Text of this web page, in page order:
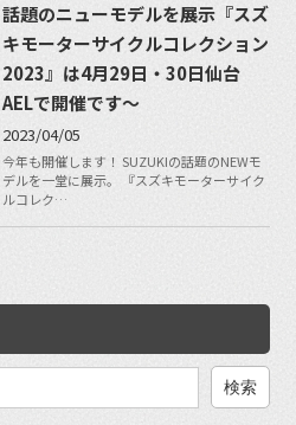
話題のニューモデルを展示『スズ
キモーターサイクルコレクション
2023』は4月29日・30日仙台
AELで開催です〜
2023/04/05
今年も開催します！ SUZUKIの話題のNEWモ
デルを一堂に展示。 『スズキモーターサイク
ルコレク…